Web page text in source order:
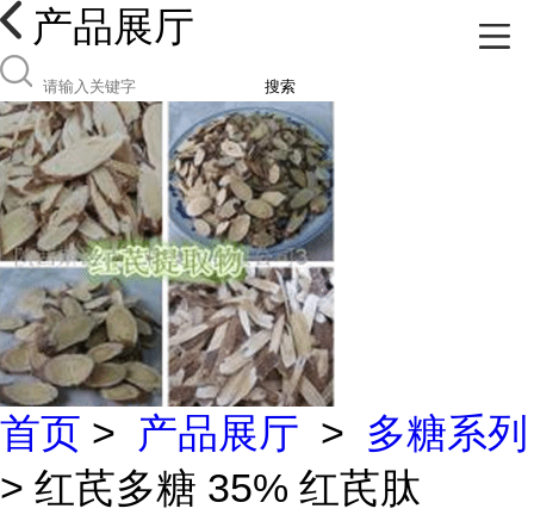
产品展厅
搜索
首页 > 产品展厅 > 多糖系列
> 红芪多糖 35% 红芪肽